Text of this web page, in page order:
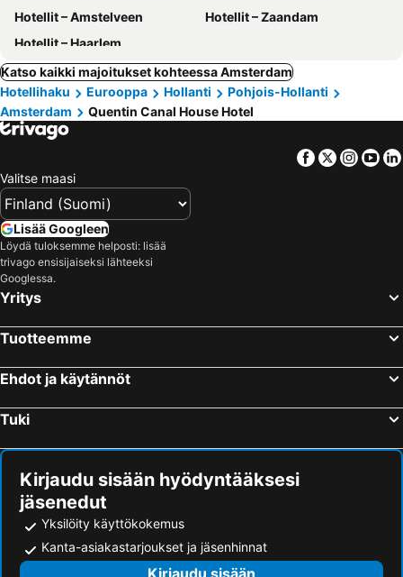
Hotellit – Amstelveen
Hotellit – Zaandam
Hotellit – Haarlem
Katso kaikki majoitukset kohteessa Amsterdam
Hotellihaku
Eurooppa Hollanti
Pohjois-Hollanti
Amsterdam
Quentin Canal House Hotel
Facebook
Twitter
Valitse maasi
Lisää Googleen
Löydä tuloksemme helposti: lisää
trivago ensisijaiseksi lähteeksi
Googlessa.
Yritys
Tuotteemme
Ehdot ja käytännöt
Tuki
Kirjaudu sisään hyödyntääksesi
jäsenedut
Yksilöity käyttökokemus
Kanta-asiakastarjoukset ja jäsenhinnat